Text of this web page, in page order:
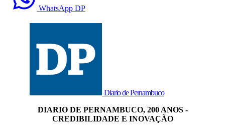
WhatsApp DP
Diario de Pernambuco
DIARIO DE PERNAMBUCO, 200 ANOS -
CREDIBILIDADE E INOVAÇÃO